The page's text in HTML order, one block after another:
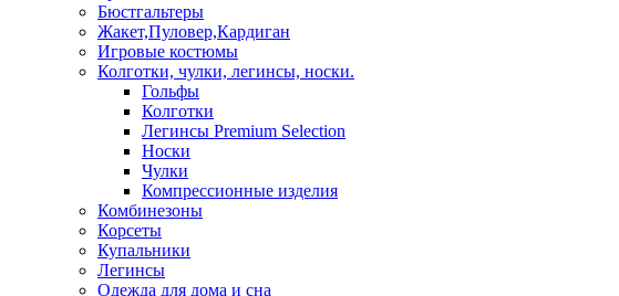
Бюстгальтеры
Жакет,Пуловер,Кардиган
Игровые костюмы
Колготки, чулки, легинсы, носки.
Гольфы
Колготки
Легинсы Premium Selection
Носки
Чулки
Компрессионные изделия
Комбинезоны
Корсеты
Купальники
Легинсы
Одежда для дома и сна